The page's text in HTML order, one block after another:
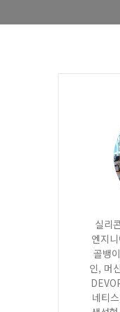
실리
엔지
골뱅
인, 머
네티